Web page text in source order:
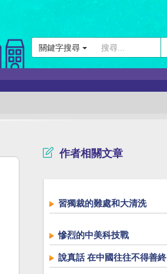
關鍵字搜尋
作者相關文章
習獨裁的難處和大清洗
慘烈的中美科技戰
說真話 在中國往往不得善終